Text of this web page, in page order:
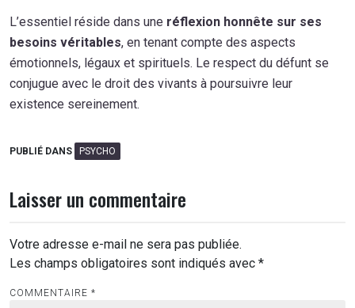
L’essentiel réside dans une réflexion honnête sur ses
besoins véritables, en tenant compte des aspects
émotionnels, légaux et spirituels. Le respect du défunt se
conjugue avec le droit des vivants à poursuivre leur
existence sereinement.
PUBLIÉ DANS PSYCHO
Laisser un commentaire
Votre adresse e-mail ne sera pas publiée.
Les champs obligatoires sont indiqués avec *
COMMENTAIRE *